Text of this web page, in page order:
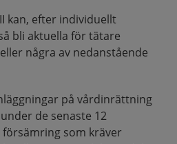
kan, efter individuellt
bli aktuella för tätare
några av nedanstående
på vårdinrättning
de senaste 12
som kräver